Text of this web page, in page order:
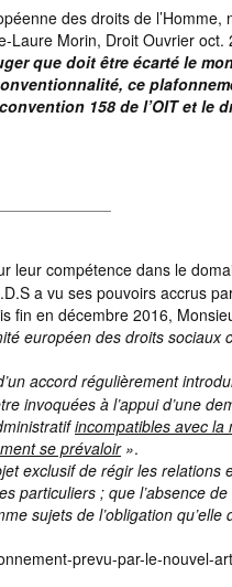
des droits de l’Homme,
Laure Morin, Droit Ouvrier oct.
que doit être écarté le
ce
158 de l’OIT et le
compétence dans le
a vu ses pouvoirs accrus
fin en décembre 2016,
européen des droits sociaux
accord régulièrement
invoquées à l’appui d’une
incompatibles avec la
se prévaloir».
exclusif de régir les relations
particuliers ; que l’absence
sujets de l’obligation qu’elle
prevu-par-le-nouvel-